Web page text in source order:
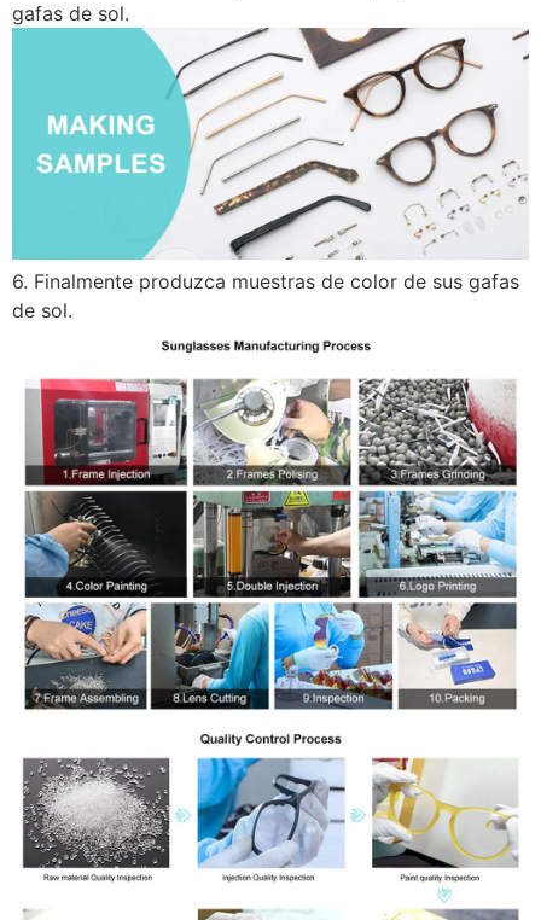
gafas de sol.
6. Finalmente produzca muestras de color de sus gafas
de sol.